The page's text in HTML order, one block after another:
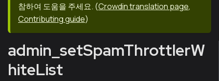
참하여 도움을 주세요. (Crowdin translation page,
Contributing guide)
admin_setSpamThrottlerW
hiteList